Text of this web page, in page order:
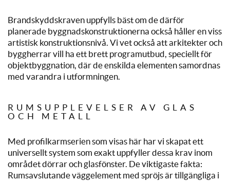
Brandskyddskraven uppfylls bäst om de därför
planerade byggnadskonstruktionerna också håller en viss
artistisk konstruktionsnivå. Vi vet också att arkitekter och
byggherrar vill ha ett brett programutbud, speciellt för
objektbyggnation, där de enskilda elementen samordnas
med varandra i utformningen.
RUMSUPPLEVELSER AV GLAS
OCH METALL
Med profilkarmserien som visas här har vi skapat ett
universellt system som exakt uppfyller dessa krav inom
området dörrar och glasfönster. De viktigaste fakta:
Rumsavslutande väggelement med spröjs är tillgängliga i